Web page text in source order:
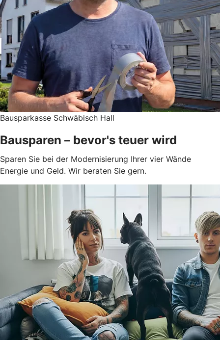
Bausparkasse Schwäbisch Hall
Bausparen – bevor's teuer wird
Sparen Sie bei der Modernisierung Ihrer vier Wände
Energie und Geld. Wir beraten Sie gern.